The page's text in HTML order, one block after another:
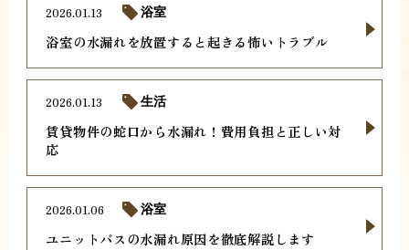
浴室の水漏れを放置すると起きる怖いトラブル
2026.01.13 浴室
賃貸物件の蛇口から水漏れ！費用負担と正しい対
応
2026.01.13 生活
ユニットバスの水漏れ原因を徹底解説します
2026.01.06 浴室